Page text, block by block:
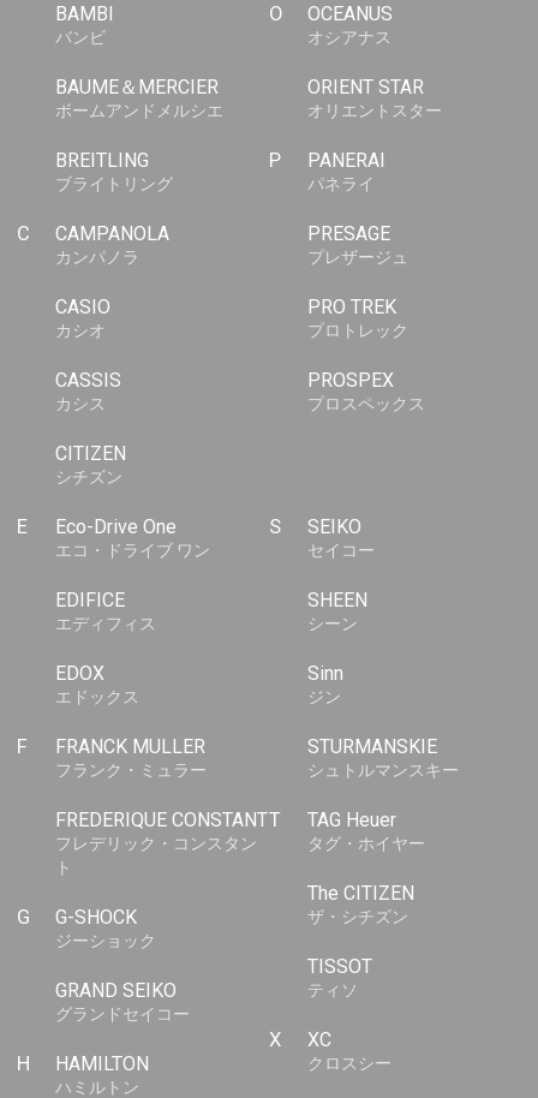
BAMBI
バンビ
BAUME＆MERCIER
ボームアンドメルシエ
BREITLING
ブライトリング
C CAMPANOLA
カンパノラ
CASIO
カシオ
CASSIS
カシス
CITIZEN
シチズン
E Eco-Drive One
エコ・ドライブ ワン
EDIFICE
エディフィス
EDOX
エドックス
F FRANCK MULLER
フランク・ミュラー
FREDERIQUE CONSTANT
フレデリック・コンスタン
ト
G G-SHOCK
ジーショック
GRAND SEIKO
グランドセイコー
H HAMILTON
ハミルトン
O OCEANUS
オシアナス
ORIENT STAR
オリエントスター
P PANERAI
パネライ
PRESAGE
プレザージュ
PRO TREK
プロトレック
PROSPEX
プロスペックス
S SEIKO
セイコー
SHEEN
シーン
Sinn
ジン
STURMANSKIE
シュトルマンスキー
T TAG Heuer
タグ・ホイヤー
The CITIZEN
ザ・シチズン
TISSOT
ティソ
X XC
クロスシー